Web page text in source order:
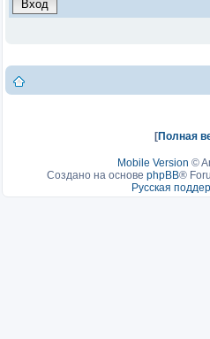
[Полная
Mobile Version ©
Создано на основе phpBB®
Русская